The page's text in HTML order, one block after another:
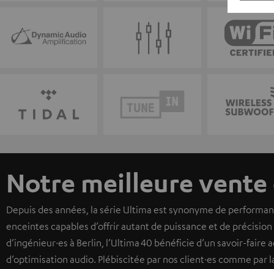
Notre meilleure
Depuis des années, la série Ultima est synonyme de
enceintes capables d’offrir autant de puissance et de
d’ingénieur·es à Berlin, l’Ultima 40 bénéficie d’un savoir-
d’optimisation audio. Plébiscitée par nos client·es comme